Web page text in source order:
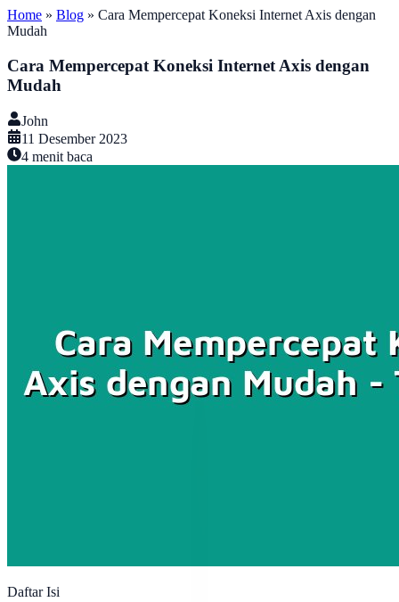
Home » Blog » Cara Mempercepat Koneksi Internet Axis dengan
Mudah
Cara Mempercepat Koneksi Internet Axis dengan
Mudah
John
11 Desember 2023
4 menit baca
Daftar Isi